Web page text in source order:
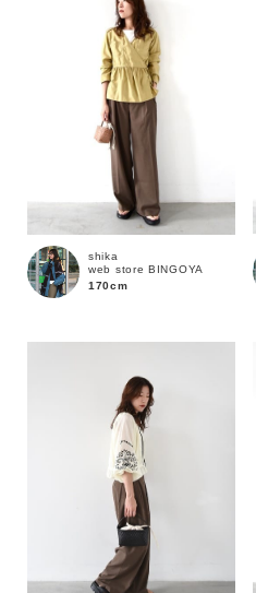
shika
web store BINGOYA
170cm